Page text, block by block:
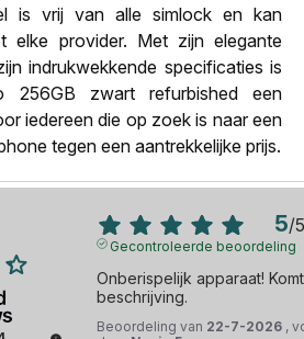
is vrij van alle simlock en kan
elke provider. Met zijn elegante
indrukwekkende specificaties is
256GB zwart refurbished een
iedereen die op zoek is naar een
tegen een aantrekkelijke prijs.
5/5
Gecontroleerde beoordeling
Onberispelijk apparaat!
beschrijving.
Beoordeling van 22-7-2026 ,